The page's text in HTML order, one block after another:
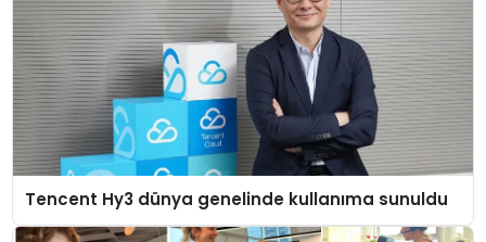
Tencent Hy3 dünya genelinde kullanıma sunuldu